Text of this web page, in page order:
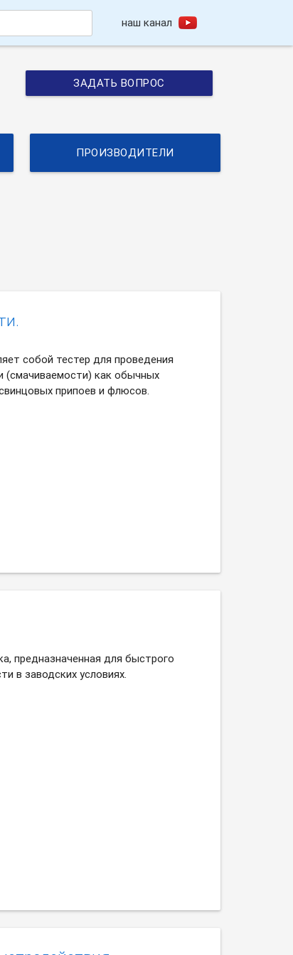
наш канал
ЗАДАТЬ ВОПРОС
ПРОИЗВОДИТЕЛИ
собой тестер для проведения
(смачиваемости) как обычных
припоев и флюсов.
предназначенная для быстрого
в заводских условиях.